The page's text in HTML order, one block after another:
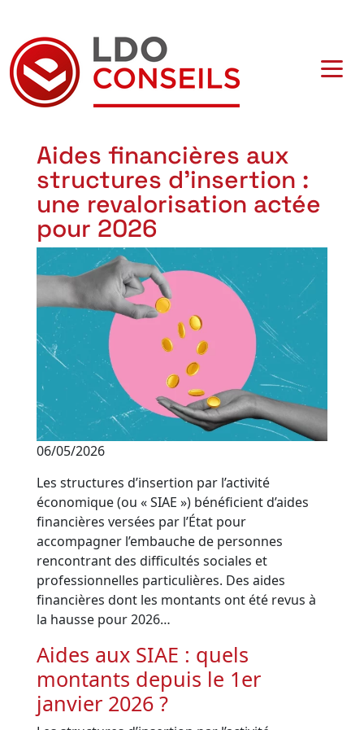
Navigation principale
Aides financières aux
structures d’insertion :
une revalorisation actée
pour 2026
06/05/2026
Les structures d’insertion par l’activité
économique (ou « SIAE ») bénéficient d’aides
financières versées par l’État pour
accompagner l’embauche de personnes
rencontrant des difficultés sociales et
professionnelles particulières. Des aides
financières dont les montants ont été revus à
la hausse pour 2026…
Aides aux SIAE : quels
montants depuis le 1er
janvier 2026 ?